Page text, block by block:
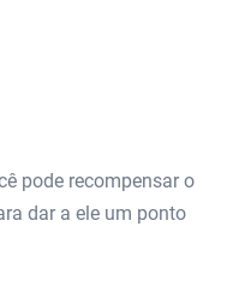
pode recompensar o
dar a ele um ponto